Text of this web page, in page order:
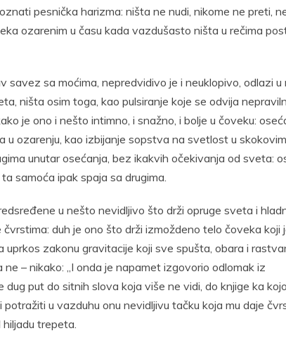
pesnička harizma: ništa ne nudi, nikome ne preti,
ozarenim u času kada vazdušasto ništa u rečima
savez sa moćima, nepredvidivo je i neuklopivo, odlazi u
ništa osim toga, kao pulsiranje koje se odvija
je ono i nešto intimno, i snažno, i bolje u čoveku:
ozarenju, kao izbijanje sopstva na svetlost u
unutar osećanja, bez ikakvih očekivanja od sveta:
samoća ipak spaja sa drugima.
u nešto nevidljivo što drži opruge sveta i
duh je ono što drži izmoždeno telo čoveka koji
uprkos zakonu gravitacije koji sve spušta, obara i
– nikako: „I onda je napamet izgovorio odlomak iz
dug put do sitnih slova koja više ne vidi, do knjige ka
u vazduhu onu nevidljivu tačku koja mu daje
trepeta.